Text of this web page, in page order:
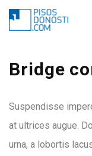
Bridge
Suspendisse
at ultrices augue.
urna, a lobortis